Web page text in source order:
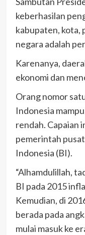
keberhasilan
kabupaten, kota,
negara adalah
Karenanya,
ekonomi dan
Orang nomor
Indonesia
rendah. Capaian
pemerintah
Indonesia (BI).
“Alhamdulillah,
BI pada 2015
Kemudian, di
berada pada
mulai masuk ke